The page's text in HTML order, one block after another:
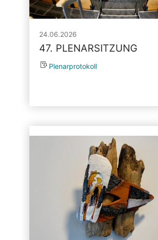
24.06.2026
47. PLENARSITZUNG
Plenarprotokoll